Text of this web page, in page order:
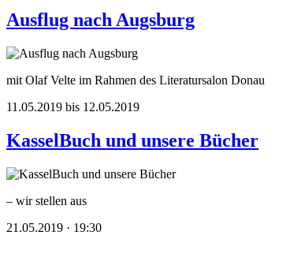
Ausflug nach Augsburg
mit Olaf Velte im Rahmen des Literatursalon Donau
11.05.2019 bis 12.05.2019
KasselBuch und unsere Bücher
– wir stellen aus
21.05.2019 · 19:30